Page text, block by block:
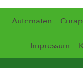
Automaten
Impressum